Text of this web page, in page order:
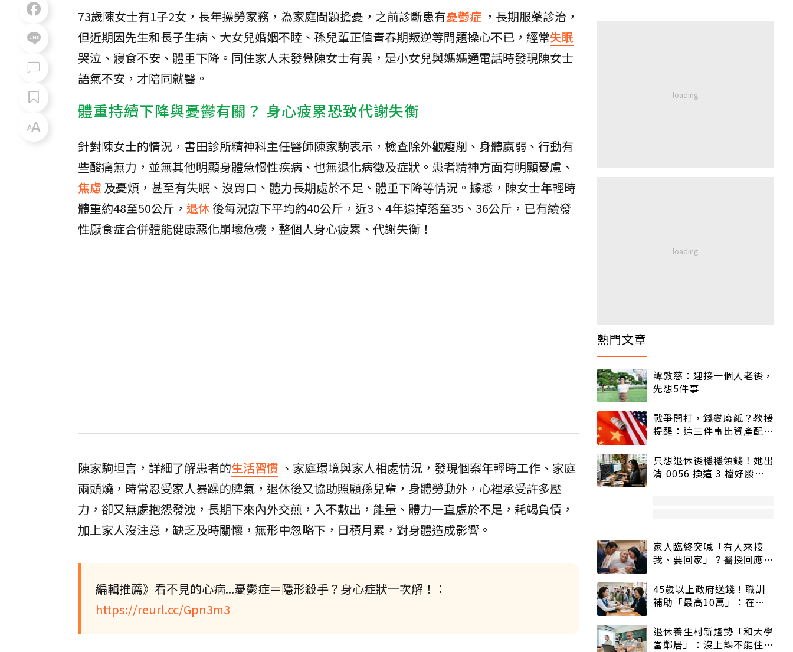
73歲陳女士有1子2女，長年操勞家務，為家庭問題擔憂，之前診斷患有憂鬱症 ，長期服藥診治，
但近期因先生和長子生病、大女兒婚姻不睦、孫兒輩正值青春期叛逆等問題操心不已，經常失眠
哭泣、寢食不安、體重下降。同住家人未發覺陳女士有異，是小女兒與媽媽通電話時發現陳女士
語氣不安，才陪同就醫。
體重持續下降與憂鬱有關？ 身心疲累恐致代謝失衡
針對陳女士的情況，書田診所精神科主任醫師陳家駒表示，檢查除外觀瘦削、身體嬴弱、行動有
些酸痛無力，並無其他明顯身體急慢性疾病、也無退化病徵及症狀。患者精神方面有明顯憂慮、
焦慮 及憂煩，甚至有失眠、沒胃口、體力長期處於不足、體重下降等情況。據悉，陳女士年輕時
體重約48至50公斤， 退休 後每況愈下平均約40公斤，近3、4年還掉落至35、36公斤，已有續發
性厭食症合併體能健康惡化崩壞危機，整個人身心疲累、代謝失衡！
陳家駒坦言，詳細了解患者的生活習慣 、家庭環境與家人相處情況，發現個案年輕時工作、家庭
兩頭燒，時常忍受家人暴躁的脾氣，退休後又協助照顧孫兒輩，身體勞動外，心裡承受許多壓
力，卻又無處抱怨發洩，長期下來內外交煎，入不敷出，能量、體力一直處於不足，耗竭負債，
加上家人沒注意，缺乏及時關懷，無形中忽略下，日積月累，對身體造成影響。
編輯推薦》看不見的心病...憂鬱症＝隱形殺手？身心症狀一次解！：
https://reurl.cc/Gpn3m3
熱門文章
譚敦慈：迎接一個人老後，
先想5件事
戰爭開打，錢變廢紙？教授
提醒：這三件事比資產配置
只想退休後穩穩領錢！她出
清 0056 換這 3 檔好股：
家人臨終突喊「有人來接
我、要回家」？醫授回應方
45歲以上政府送錢！職訓
補助「最高10萬」：在
退休養生村新趨勢「和大學
當鄰居」：沒上課不能住、